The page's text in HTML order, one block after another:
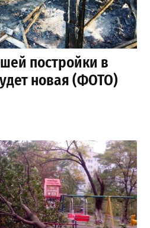
постройки в
новая (ФОТО)